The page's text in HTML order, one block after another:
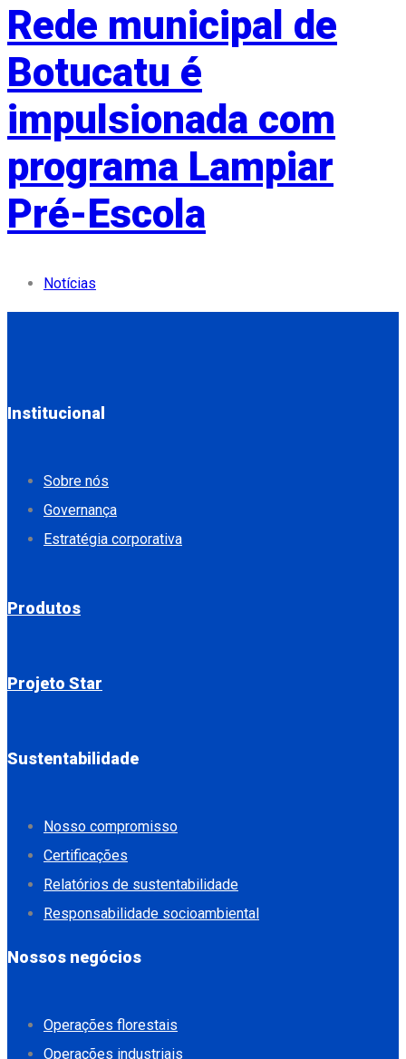
Rede municipal de
Botucatu é
impulsionada com
programa Lampiar
Pré-Escola
Notícias
Institucional
Sobre nós
Governança
Estratégia corporativa
Produtos
Projeto Star
Sustentabilidade
Nosso compromisso
Certificações
Relatórios de sustentabilidade
Responsabilidade socioambiental
Nossos negócios
Operações florestais
Operações industriais